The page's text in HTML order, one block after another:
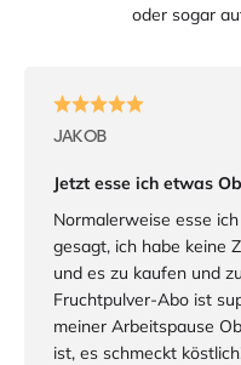
oder sogar
JAKOB
Jetzt esse ich etwas
Normalerweise esse
gesagt, ich habe keine
und es zu kaufen und
Fruchtpulver-Abo ist
meiner Arbeitspause
ist, es schmeckt